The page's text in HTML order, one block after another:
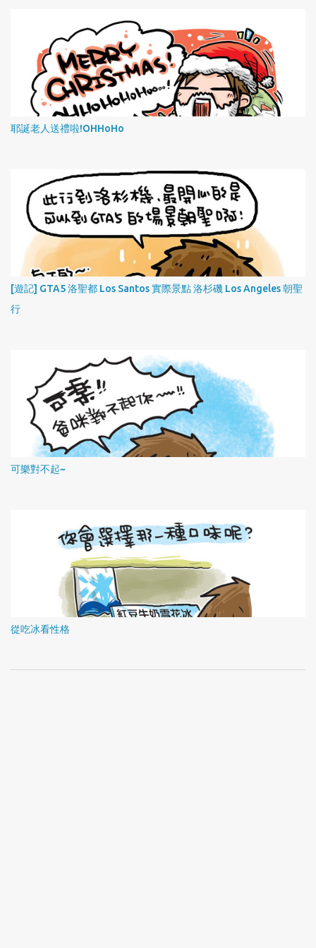
耶誕老人送禮啦!OHHoHo
[遊記] GTA5 洛聖都 Los Santos 實際景點 洛杉磯 Los Angeles 朝聖
行
可樂對不起~
從吃冰看性格